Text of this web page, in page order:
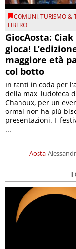
COMUNI,TURISMO &
LIBERO
GiocAosta: Ciak
gioca!
maggiore età
col botto
Aosta
il
In tanti in coda per
della maxi ludoteca
Chanoux, per un
ormai non ha più
presentazioni. Il
...